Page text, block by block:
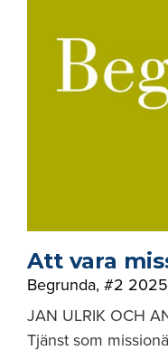
Att vara
Begrunda, #2 2025
JAN ULRIK OCH
Tjänst som